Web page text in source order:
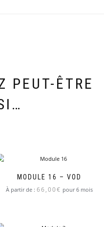
PEUT-ÊTRE
MODULE 16 – VOD
À partir de : 66,00€ pour 6 mois